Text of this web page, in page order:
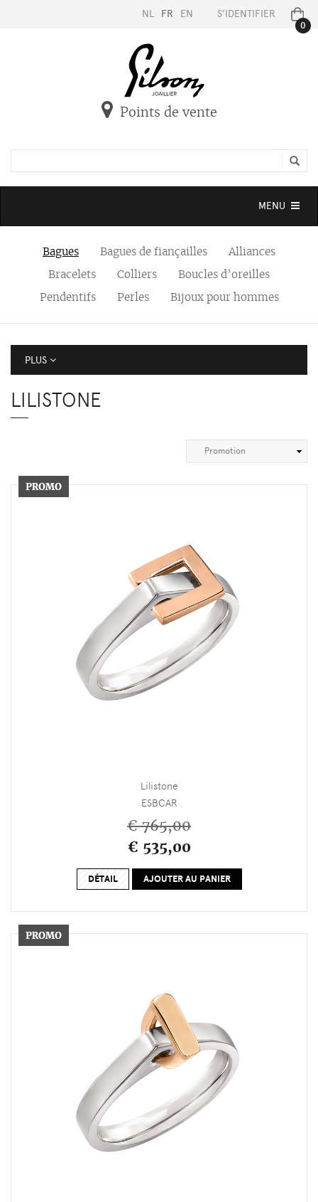
NL FR EN S’IDENTIFIER
0
Points de vente
Toggle
MENU
Bagues Bagues de fiançailles
Alliances
Bracelets
Colliers
Boucles d’oreilles
Pendentifs
Perles Bijoux pour hommes
PLUS
LILISTONE
Lilistone
ESBCAR
€ 765,00
€ 535,00
DÉTAIL AJOUTER AU PANIER